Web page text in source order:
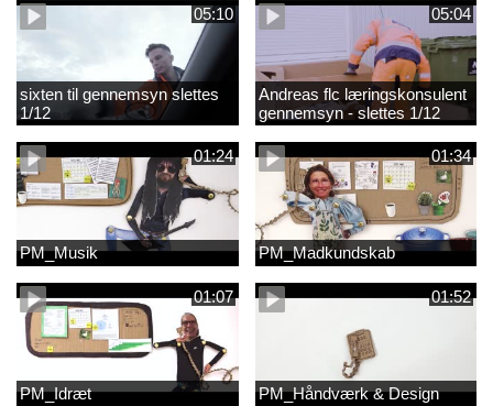
05:10
sixten til gennemsyn slettes
1/12
05:04
Andreas flc læringskonsulent
gennemsyn - slettes 1/12
01:24
PM_Musik
01:34
PM_Madkundskab
01:07
PM_Idræt
01:52
PM_Håndværk & Design